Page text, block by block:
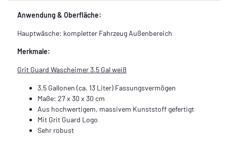
Anwendung & Oberfläche:
Hauptwäsche: kompletter Fahrzeug Außenbereich
Merkmale:
Grit Guard Wascheimer 3.5 Gal weiß
3.5 Gallonen (ca. 13 Liter) Fassungsvermögen
Maße: 27 x 30 x 30 cm
Aus hochwertigem, massivem Kunststoff gefertigt
Mit Grit Guard Logo
Sehr robust